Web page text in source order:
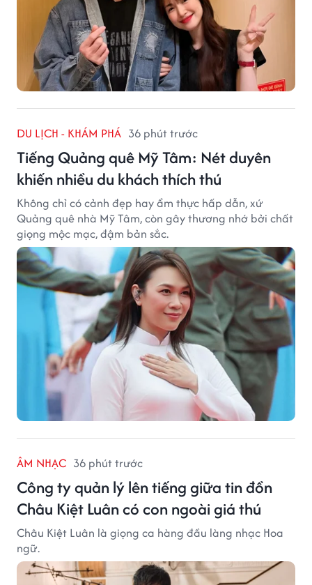
DU LỊCH - KHÁM PHÁ 36 phút trước
Tiếng Quảng quê Mỹ Tâm: Nét duyên
khiến nhiều du khách thích thú
Không chỉ có cảnh đẹp hay ẩm thực hấp dẫn, xứ
Quảng quê nhà Mỹ Tâm, còn gây thương nhớ bởi chất
giọng mộc mạc, đậm bản sắc.
ÂM NHẠC 36 phút trước
Công ty quản lý lên tiếng giữa tin đồn
Châu Kiệt Luân có con ngoài giá thú
Châu Kiệt Luân là giọng ca hàng đầu làng nhạc Hoa
ngữ.